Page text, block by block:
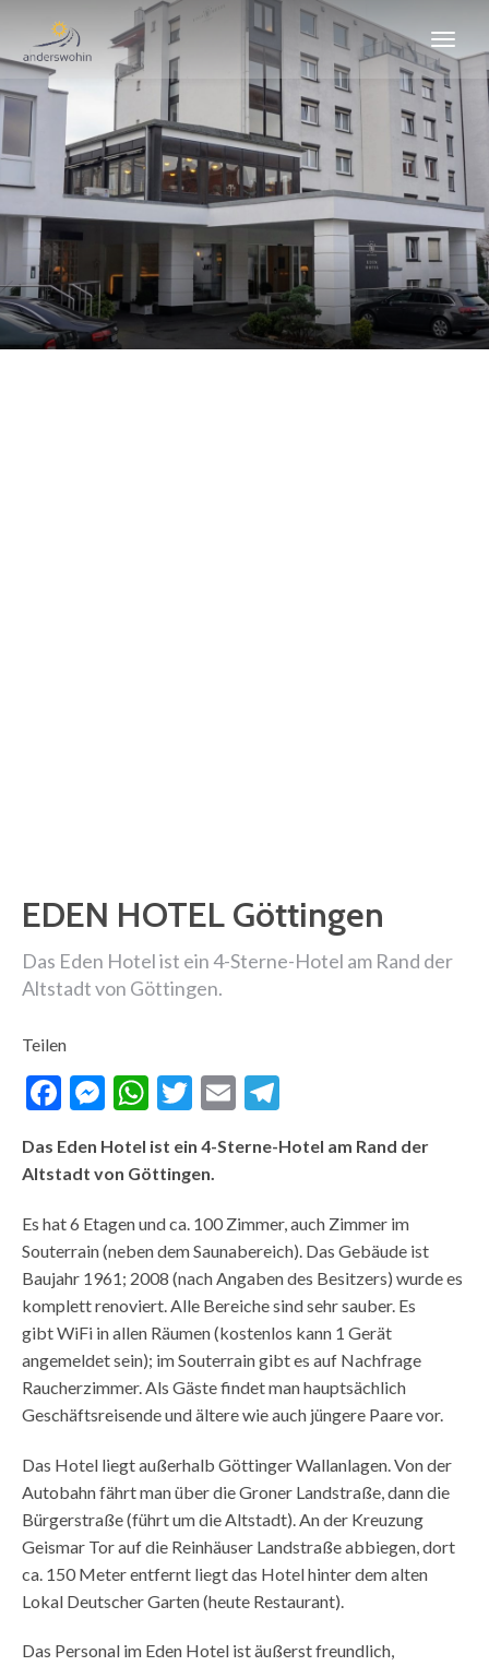
EDEN HOTEL Göttingen
Das Eden Hotel ist ein 4-Sterne-Hotel am Rand der
Altstadt von Göttingen.
Teilen
Facebook
Messenger
WhatsApp
Twitter
Email
Das Eden Hotel ist ein 4-Sterne-Hotel am Rand der
Altstadt von Göttingen.
Es hat 6 Etagen und ca. 100 Zimmer, auch Zimmer im
Souterrain (neben dem Saunabereich). Das Gebäude ist
Baujahr 1961; 2008 (nach Angaben des Besitzers) wurde es
komplett renoviert. Alle Bereiche sind sehr sauber. Es
gibt WiFi in allen Räumen (kostenlos kann 1 Gerät
angemeldet sein); im Souterrain gibt es auf Nachfrage
Raucherzimmer. Als Gäste findet man hauptsächlich
Geschäftsreisende und ältere wie auch jüngere Paare vor.
Das Hotel liegt außerhalb Göttinger Wallanlagen. Von der
Autobahn fährt man über die Groner Landstraße, dann die
Bürgerstraße (führt um die Altstadt). An der Kreuzung
Geismar Tor auf die Reinhäuser Landstraße abbiegen, dort
ca. 150 Meter entfernt liegt das Hotel hinter dem alten
Lokal Deutscher Garten (heute Restaurant).
Das Personal im Eden Hotel ist äußerst freundlich,